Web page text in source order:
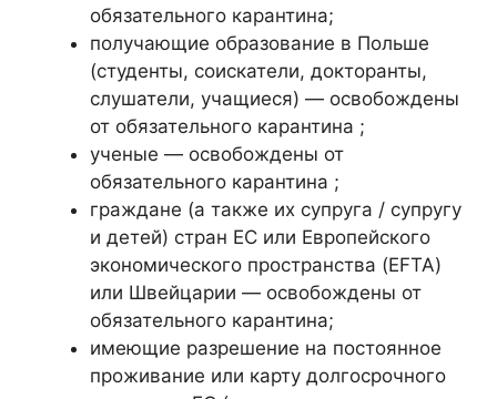
обязательного карантина;
получающие образование в Польше
(студенты, соискатели, докторанты,
слушатели, учащиеся) — освобождены
от обязательного карантина ;
ученые — освобождены от
обязательного карантина ;
граждане (а также их супруга / супругу
и детей) стран ЕС или Европейского
экономического пространства (EFTA)
или Швейцарии — освобождены от
обязательного карантина;
имеющие разрешение на постоянное
проживание или карту долгосрочного